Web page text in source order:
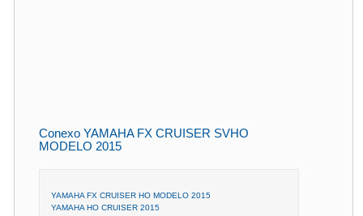
Conexo YAMAHA FX CRUISER SVHO
MODELO 2015
YAMAHA FX CRUISER HO MODELO 2015
YAMAHA HO CRUISER 2015